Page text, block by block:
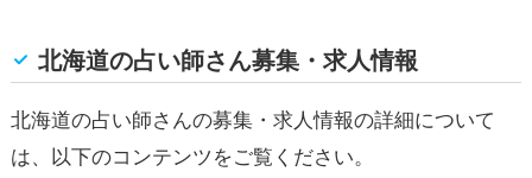
北海道の占い師さん募集・求人情報
北海道の占い師さんの募集・求人情報の詳細について
は、以下のコンテンツをご覧ください。